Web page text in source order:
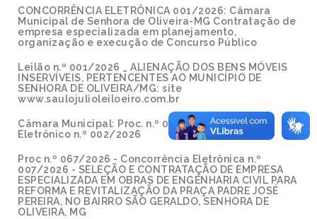
CONCORRÊNCIA ELETRÔNICA 001/2026: Câmara
Municipal de Senhora de Oliveira-MG Contratação de
empresa especializada em planejamento,
organização e execução de Concurso Público
Leilão n.º 001/2026 _ ALIENAÇÃO DOS BENS MÓVEIS
INSERVÍVEIS, PERTENCENTES AO MUNICÍPIO DE
SENHORA DE OLIVEIRA/MG: site
www.saulojulioleiloeiro.com.br
Câmara Municipal: Proc. n.º 002/2026 - Pregão
Eletrônico n.º 002/2026
Proc n.º 067/2026 - Concorrência Eletrônica n.º
007/2026 - SELEÇÃO E CONTRATAÇÃO DE EMPRESA
ESPECIALIZADA EM OBRAS DE ENGENHARIA CIVIL PARA
REFORMA E REVITALIZAÇÃO DA PRAÇA PADRE JOSÉ
PEREIRA, NO BAIRRO SÃO GERALDO, SENHORA DE
OLIVEIRA, MG